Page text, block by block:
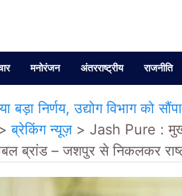
मनोरंजन अंतरराष्ट्रीय राजनीति
निर्णय, उद्योग विभाग को
ब्रेकिंग न्यूज़> Jash Pure :
ब्रांड – जशपुर से निकलकर